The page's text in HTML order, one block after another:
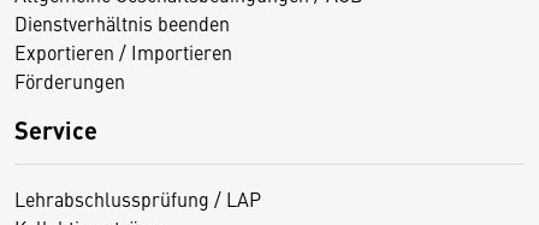
Dienstverhältnis beenden
Exportieren / Importieren
Förderungen
Service
Lehrabschlussprüfung / LAP